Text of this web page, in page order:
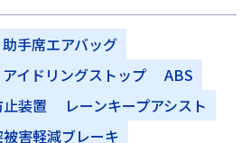
助手席エアバッグ
アイドリングストップ
ABS
装置
レーンキープアシスト
害軽減ブレーキ